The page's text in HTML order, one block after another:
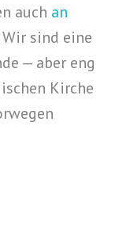
auch an
sind eine
— aber eng
Kirche